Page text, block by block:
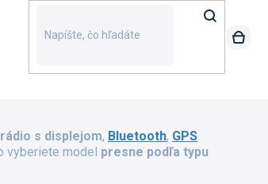
s displejom, Bluetooth, GPS
vyberiete model presne podľa typu